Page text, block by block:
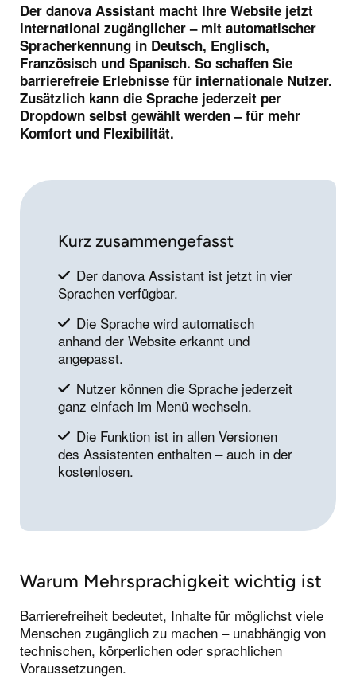
Der danova Assistant macht Ihre Website jetzt
international zugänglicher – mit automatischer
Spracherkennung in Deutsch, Englisch,
Französisch und Spanisch. So schaffen Sie
barrierefreie Erlebnisse für internationale Nutzer.
Zusätzlich kann die Sprache jederzeit per
Dropdown selbst gewählt werden – für mehr
Komfort und Flexibilität.
Kurz zusammengefasst
Der danova Assistant ist jetzt in vier
Sprachen verfügbar.
Die Sprache wird automatisch
anhand der Website erkannt und
angepasst.
Nutzer können die Sprache jederzeit
ganz einfach im Menü wechseln.
Die Funktion ist in allen Versionen
des Assistenten enthalten – auch in der
kostenlosen.
Warum Mehrsprachigkeit wichtig ist
Barrierefreiheit bedeutet, Inhalte für möglichst viele
Menschen zugänglich zu machen – unabhängig von
technischen, körperlichen oder sprachlichen
Voraussetzungen.